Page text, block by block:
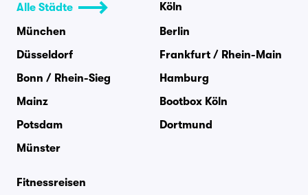
Alle Städte
Köln
München
Berlin
Düsseldorf
Frankfurt / Rhein-Main
Bonn / Rhein-Sieg
Hamburg
Mainz
Bootbox Köln
Potsdam
Dortmund
Münster
Fitnessreisen